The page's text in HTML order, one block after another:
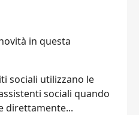
in questa
sociali utilizzano le
sociali quando
direttamente...